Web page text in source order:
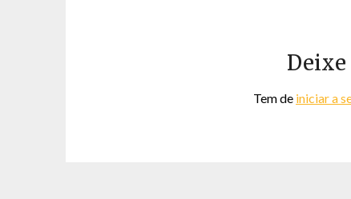
Tem de iniciar a